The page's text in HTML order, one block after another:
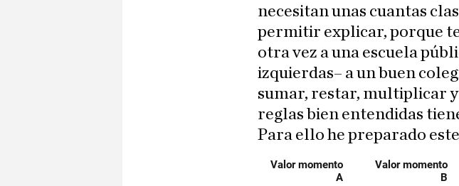
necesitan unas cuantas
permitir explicar, porque
otra vez a una escuela
izquierdas– a un buen
sumar, restar, multiplicar
reglas bien entendidas
Para ello he preparado